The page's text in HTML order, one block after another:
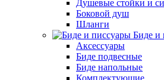
Душевые стойки и
Боковой душ
Шланги
Биде и
Аксессуары
Биде подвесные
Биде напольные
Комплектующие